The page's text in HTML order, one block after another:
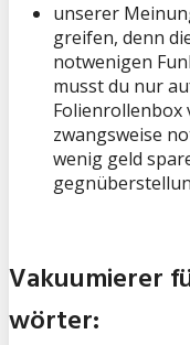
unserer
greifen, denn
notwenigen
musst du nur
Folienrollenbox
zwangsweise
wenig geld
Vakuumierer
wörter: